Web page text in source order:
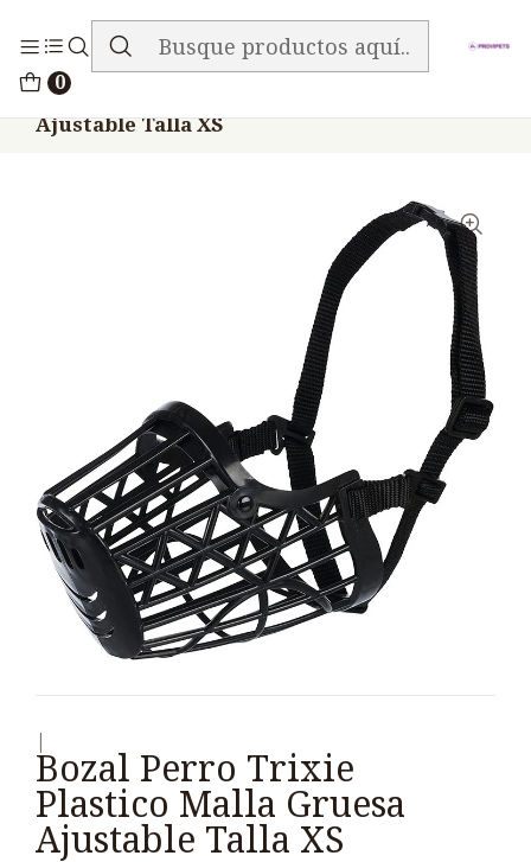
0
ENVIO GRATIS EN TODA LA TIENDA
Ajustable Talla XS
Bozal Perro Trixie
Plastico Malla Gruesa
Ajustable Talla XS